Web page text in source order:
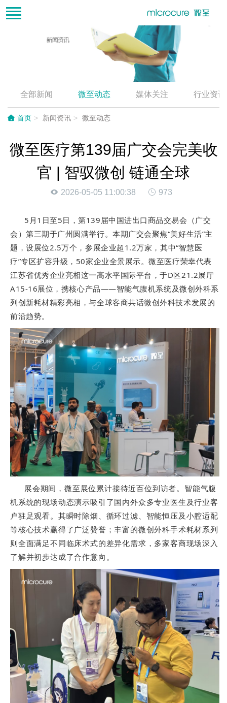
全部新闻 微至动态 媒体关注 行业资讯
首页 新闻资讯 微至动态
微至医疗第139届广交会完美收
官 | 智驭微创 链通全球
2026-05-05 11:00:38 973
5月1日至5日，第139届中国进出口商品交易会（广交
会）第三期于广州圆满举行。本期广交会聚焦“美好生活”主
题，设展位2.5万个，参展企业超1.2万家，其中“智慧医
疗”专区扩容升级，50家企业全景展示。微至医疗荣幸代表
江苏省优秀企业亮相这一高水平国际平台，于D区21.2展厅
A15-16展位，携核心产品——智能气腹机系统及微创外科系
列创新耗材精彩亮相，与全球客商共话微创外科技术发展的
前沿趋势。
展会期间，微至展位累计接待近百位到访者。智能气腹
机系统的现场动态演示吸引了国内外众多专业医生及行业客
户驻足观看。其瞬时除烟、循环过滤、智能恒压及小腔适配
等核心技术赢得了广泛赞誉；丰富的微创外科手术耗材系列
则全面满足不同临床术式的差异化需求，多家客商现场深入
了解并初步达成了合作意向。